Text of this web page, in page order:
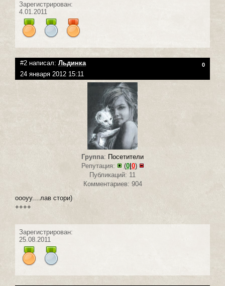
Зарегистрирован:
4.01.2011
#2 написал: Льдинка 0
24 января 2012 15:11
Группа: Посетители
Репутация:
(0| 0)
Публикаций: 11
Комментариев: 904
оооуу....лав стори)
++++
Зарегистрирован:
25.08.2011